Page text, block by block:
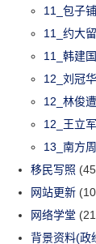
11_包子
11_约大
11_韩建
12_刘冠
12_林俊
12_王立
13_南方
移民写照
网站更新
网络学堂
背景资料(政